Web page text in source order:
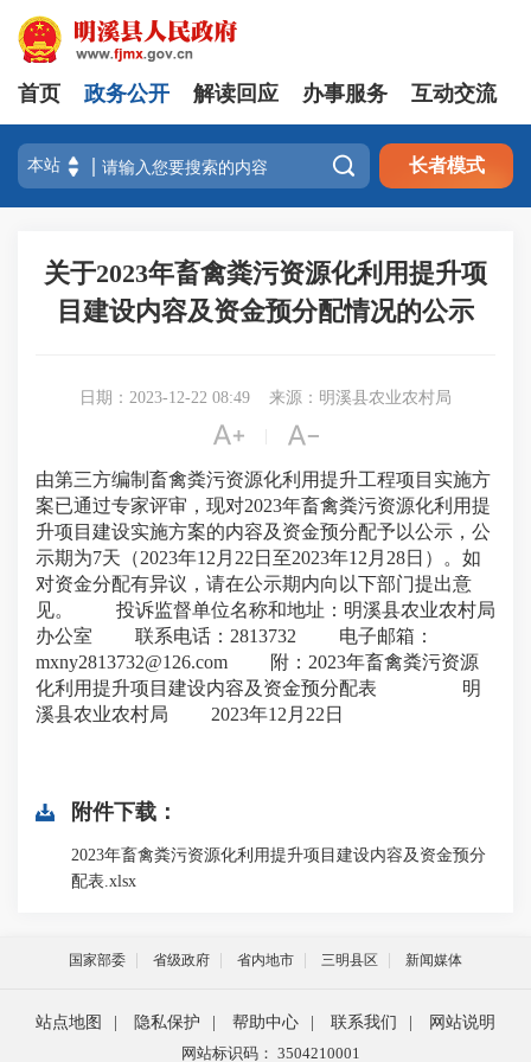
首页 政务公开 解读回应 办事服务 互动交流
 长者模式
关于2023年畜禽粪污资源化利用提升项
目建设内容及资金预分配情况的公示
日期：2023-12-22 08:49 来源：明溪县农业农村局
 
由第三方编制畜禽粪污资源化利用提升工程项目实施方
案已通过专家评审，现对2023年畜禽粪污资源化利用提
升项目建设实施方案的内容及资金预分配予以公示，公
示期为7天（2023年12月22日至2023年12月28日）。如
对资金分配有异议，请在公示期内向以下部门提出意
见。 投诉监督单位名称和地址：明溪县农业农村局
办公室 联系电话：2813732 电子邮箱：
mxny2813732@126.com 附：2023年畜禽粪污资源
化利用提升项目建设内容及资金预分配表 明
溪县农业农村局 2023年12月22日
附件下载：
2023年畜禽粪污资源化利用提升项目建设内容及资金预分
配表.xlsx
国家部委 省级政府 省内地市 三明县区 新闻媒体
站点地图 隐私保护 帮助中心 联系我们
网站说明
网站标识码： 3504210001